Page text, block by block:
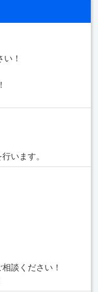
！
います。
談ください！